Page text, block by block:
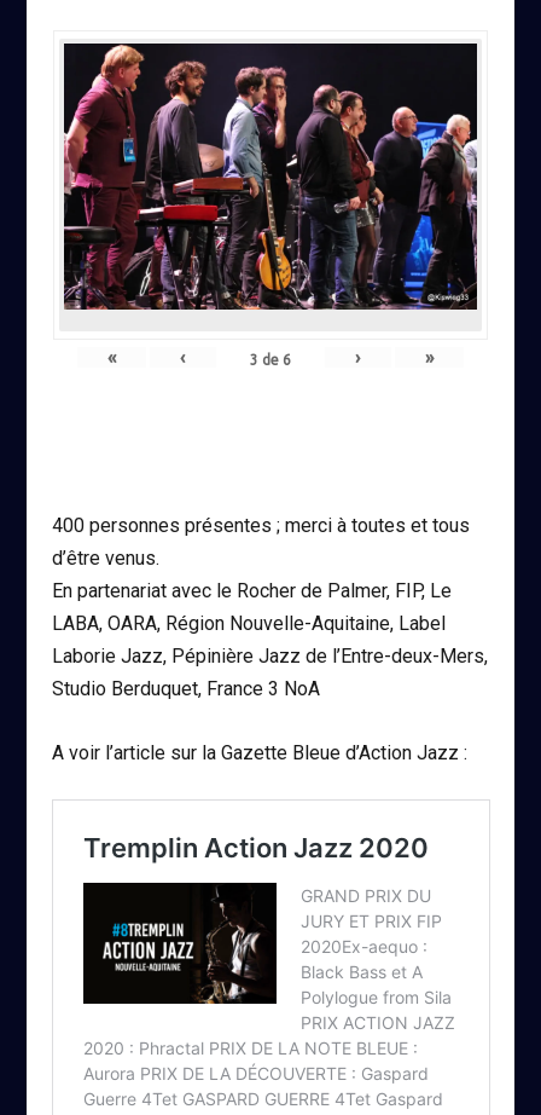
« ‹ 3 de 6 › »
400 personnes présentes ; merci à toutes et tous
d’être venus.
En partenariat avec le Rocher de Palmer, FIP, Le
LABA, OARA, Région Nouvelle-Aquitaine, Label
Laborie Jazz, Pépinière Jazz de l’Entre-deux-Mers,
Studio Berduquet, France 3 NoA
A voir l’article sur la Gazette Bleue d’Action Jazz :